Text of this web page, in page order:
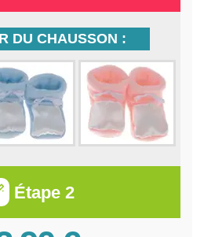
DU CHAUSSON :
Étape 2